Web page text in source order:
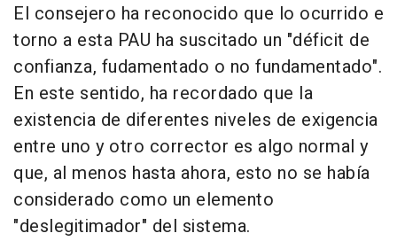
El consejero ha reconocido que lo ocurrido e
torno a esta PAU ha suscitado un "déficit de
confianza, fudamentado o no fundamentado".
En este sentido, ha recordado que la
existencia de diferentes niveles de exigencia
entre uno y otro corrector es algo normal y
que, al menos hasta ahora, esto no se había
considerado como un elemento
"deslegitimador" del sistema.